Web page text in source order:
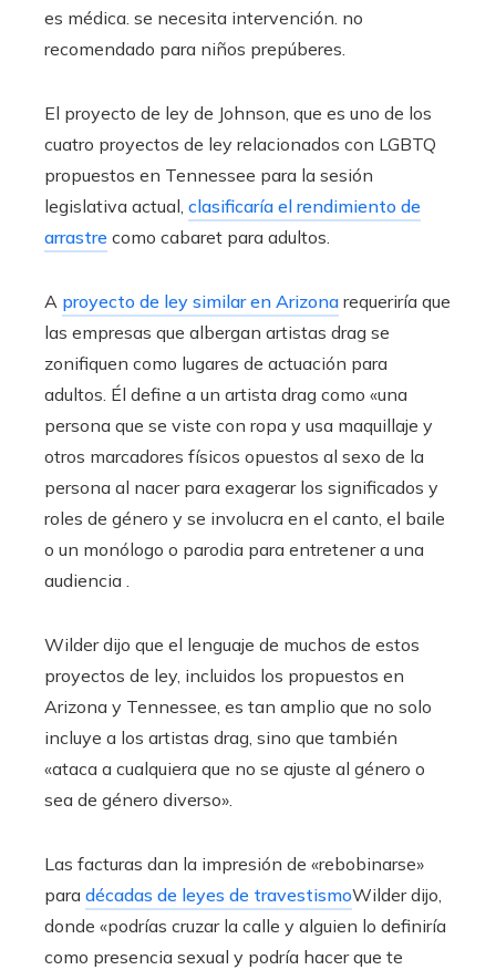
es médica. se necesita intervención. no
recomendado para niños prepúberes.
El proyecto de ley de Johnson, que es uno de los
cuatro proyectos de ley relacionados con LGBTQ
propuestos en Tennessee para la sesión
legislativa actual, clasificaría el rendimiento de
arrastre como cabaret para adultos.
A proyecto de ley similar en Arizona requeriría que
las empresas que albergan artistas drag se
zonifiquen como lugares de actuación para
adultos. Él define a un artista drag como «una
persona que se viste con ropa y usa maquillaje y
otros marcadores físicos opuestos al sexo de la
persona al nacer para exagerar los significados y
roles de género y se involucra en el canto, el baile
o un monólogo o parodia para entretener a una
audiencia .
Wilder dijo que el lenguaje de muchos de estos
proyectos de ley, incluidos los propuestos en
Arizona y Tennessee, es tan amplio que no solo
incluye a los artistas drag, sino que también
«ataca a cualquiera que no se ajuste al género o
sea de género diverso».
Las facturas dan la impresión de «rebobinarse»
para décadas de leyes de travestismoWilder dijo,
donde «podrías cruzar la calle y alguien lo definiría
como presencia sexual y podría hacer que te